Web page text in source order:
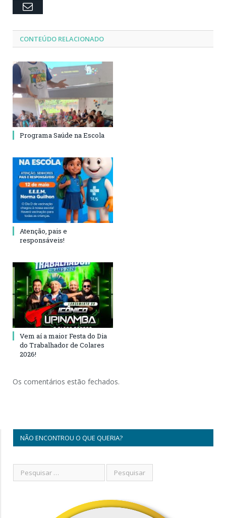
Email
CONTEÚDO RELACIONADO
Programa Saúde na Escola
Atenção, pais e
responsáveis!
Vem aí a maior Festa do Dia
do Trabalhador de Colares
2026!
Os comentários estão fechados.
NÃO ENCONTROU O QUE QUERIA?